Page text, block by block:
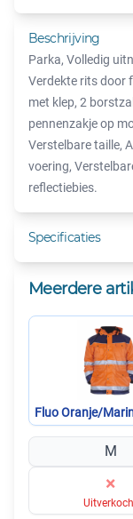
Beschrijving
Parka, Volledig
Verdekte rits door
met klep, 2
pennenzakje op
Verstelbare taille,
voering,
reflectiebies.
Specificaties
Meerdere
Fluo Oranje/
M
×